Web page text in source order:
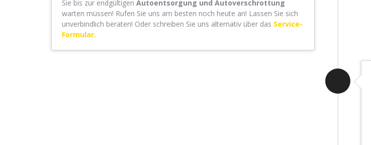
Sie bis zur endgültigen Autoentsorgung und Autoverschrottung
warten müssen! Rufen Sie uns am besten noch heute an! Lassen Sie sich
unverbindlich beraten! Oder schreiben Sie uns alternativ über das Service-
Formular.